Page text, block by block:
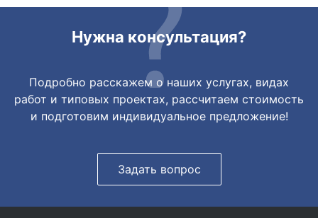
Нужна консультация?
Подробно расскажем о наших услугах, видах
работ и типовых проектах, рассчитаем стоимость
и подготовим индивидуальное предложение!
Задать вопрос